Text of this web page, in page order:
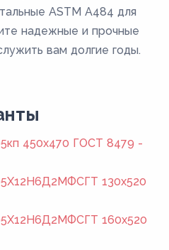
ASTM A484 для
надежные и прочные
вам долгие годы.
450x470 ГОСТ 8479 -
130x520
160x520